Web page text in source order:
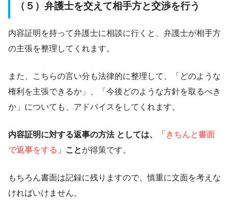
（５）弁護士を交えて相手方と交渉を行う
内容証明を持って弁護士に相談に行くと、弁護士が相手方
の主張を整理してくれます。
また、こちらの言い分も法律的に整理して、「どのような
権利を主張できるか」、「今後どのような方針を取るべき
か」についても、アドバイスをしてくれます。
内容証明に対する返事の方法 としては、
「きちんと書面
で返事をする」
ことが得策です。
もちろん書面は記録に残りますので、慎重に文面を考えな
ければいけません。